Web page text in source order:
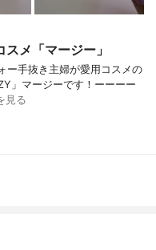
メ「マージー」
ー手抜き主婦が愛用コスメの
」マージーです！ーーーー
見る